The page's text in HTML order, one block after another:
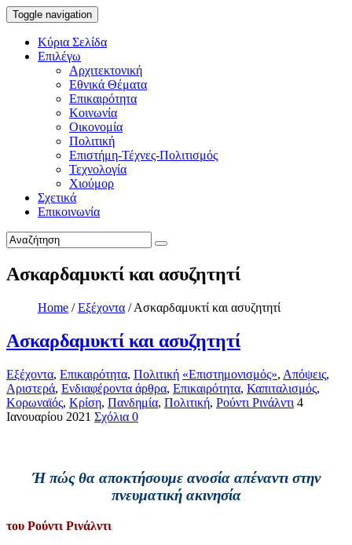
Toggle navigation
Κύρια Σελίδα
Επιλέγω
Αρχιτεκτονική
Εθνικά Θέματα
Επικαιρότητα
Κοινωνία
Οικονομία
Πολιτική
Επιστήμη-Τέχνες-Πολιτισμός
Τεχνολογία
Χιούμορ
Σχετικά
Επικοινωνία
Ασκαρδαμυκτί και ασυζητητί
Home / Εξέχοντα / Ασκαρδαμυκτί και ασυζητητί
Ασκαρδαμυκτί και ασυζητητί
Εξέχοντα, Επικαιρότητα, Πολιτική «Επιστημονισμός», Απόψεις,
Αριστερά, Ενδιαφέροντα άρθρα, Επικαιρότητα, Καπιταλισμός,
Κορωναϊός, Κρίση, Πανδημία, Πολιτική, Ρούντι Ρινάλντι 4
Ιανουαρίου 2021 Σχόλια 0
Ή πώς θα αποκτήσουμε ανοσία απέναντι στην
πνευματική ακινησία
του Ρούντι Ρινάλντι